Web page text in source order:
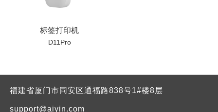
标签打印机
D11Pro
福建省厦门市同安区通福路838号1#楼8层
support@aiyin.com